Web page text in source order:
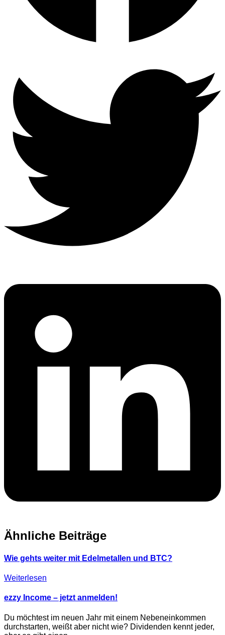
Ähnliche Beiträge
Wie gehts weiter mit Edelmetallen und BTC?
Weiterlesen
ezzy Income – jetzt anmelden!
Du möchtest im neuen Jahr mit einem Nebeneinkommen
durchstarten, weißt aber nicht wie? Dividenden kennt jeder,